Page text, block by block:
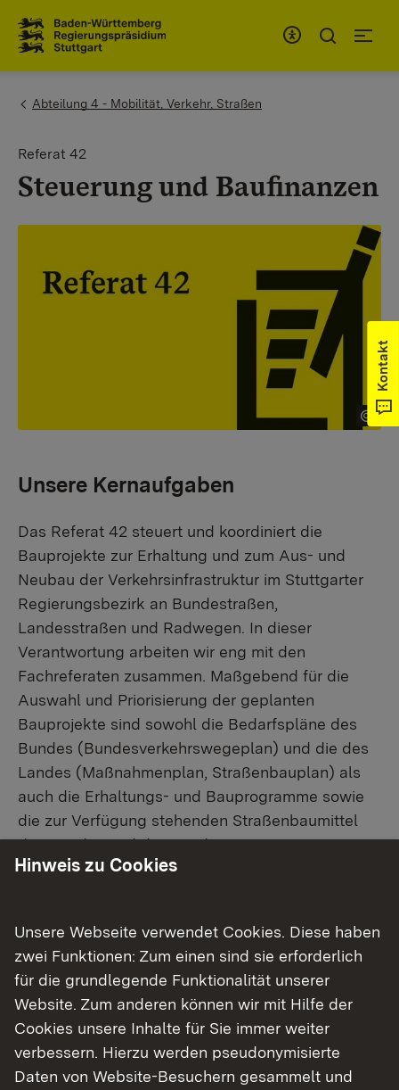
You are here:
Abteilung 4 - Mobilität, Verkehr, Straßen
Referat 42
Steuerung und Baufinanzen
Unsere Kernaufgaben
Das Referat 42 steuert und koordiniert die
Bauprojekte zur Erhaltung und zum Aus- und
Neubau der Verkehrsinfrastruktur im Stuttgarter
Regierungsbezirk an Bundestraßen,
Landesstraßen und Radwegen. In dieser
Verantwortung arbeiten wir eng mit den
Fachreferaten zusammen. Maßgebend für die
Auswahl und Priorisierung der geplanten
Bauprojekte sind sowohl die Bedarfspläne des
Bundes (Bundesverkehrswegeplan) und die des
Landes (Maßnahmenplan, Straßenbauplan) als
auch die Erhaltungs- und Bauprogramme sowie
die zur Verfügung stehenden Straßenbaumittel
des Bundes und des Landes.
Darüber hinaus informieren wir kontinuierlich und
Unsere Aufgaben im Detail
Haushalt und Controllling
Vertragswesen
Kontakt
Hinweis zu Cookies
Unsere Webseite verwendet Cookies. Diese haben
zwei Funktionen: Zum einen sind sie erforderlich
für die grundlegende Funktionalität unserer
Website. Zum anderen können wir mit Hilfe der
Cookies unsere Inhalte für Sie immer weiter
verbessern. Hierzu werden pseudonymisierte
Daten von Website-Besuchern gesammelt und